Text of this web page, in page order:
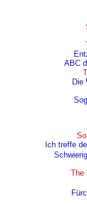
ABC
Die
Ich treffe
The